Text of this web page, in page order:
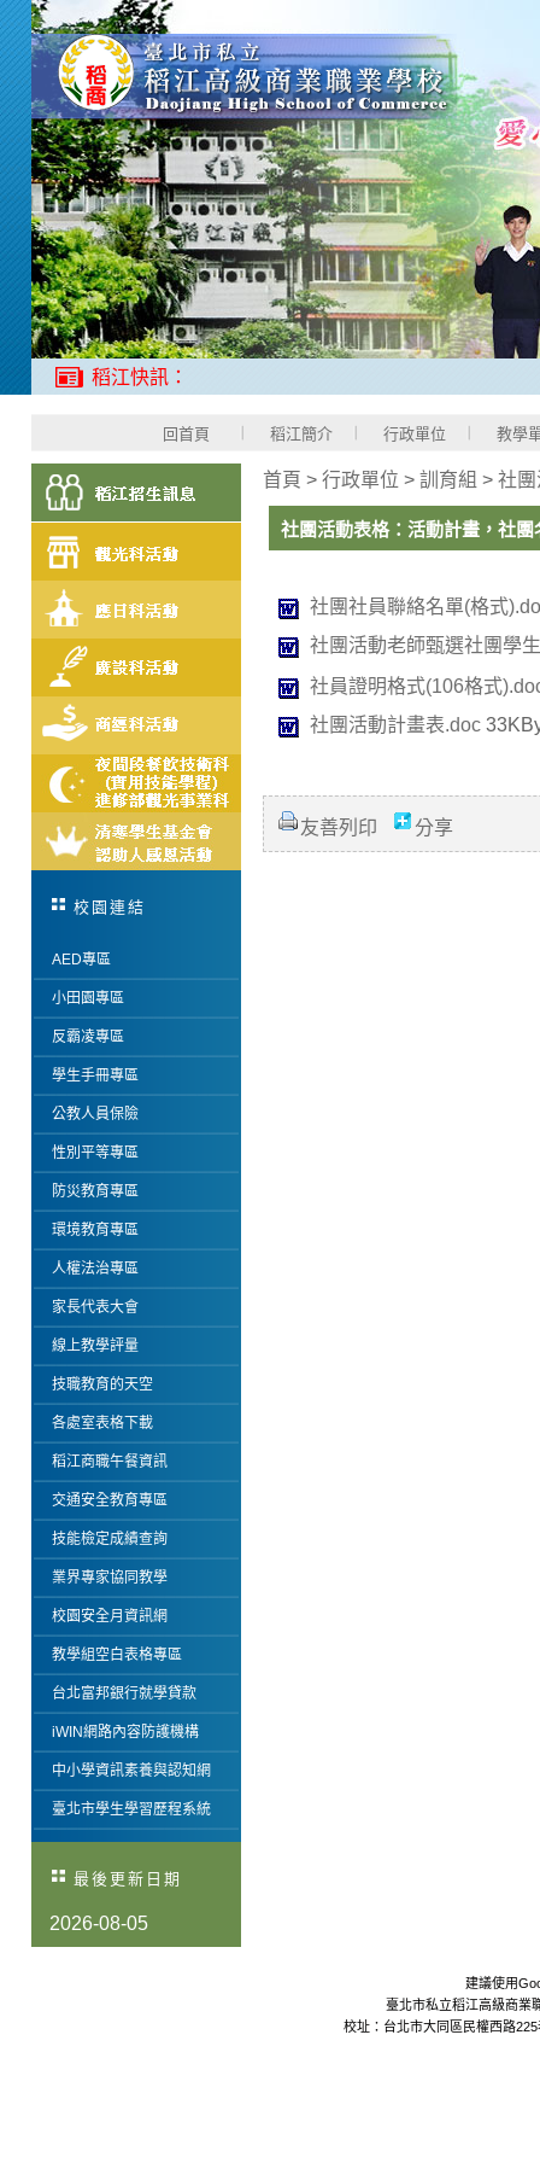
稻江快訊：
回首頁 稻江簡介 行政單位 教學
校園連結
AED專區
小田園專區
反霸凌專區
學生手冊專區
公教人員保險
性別平等專區
防災教育專區
環境教育專區
人權法治專區
家長代表大會
線上教學評量
技職教育的天空
各處室表格下載
稻江商職午餐資訊
交通安全教育專區
技能檢定成績查詢
業界專家協同教學
校園安全月資訊網
教學組空白表格專區
台北富邦銀行就學貸款
iWIN網路內容防護機構
中小學資訊素養與認知網
臺北市學生學習歷程系統
最後更新日期
2026-08-05
首頁 > 行政單位 > 訓育組 > 社
社團活動表格：活動計畫，社
社團社員聯絡名單(格式
社團活動老師甄選社團學
社員證明格式(106格式
社團活動計畫表.doc
友善列印 分享
建議使用
臺北市私立稻江高級商業
校址：台北市大同區民權西路